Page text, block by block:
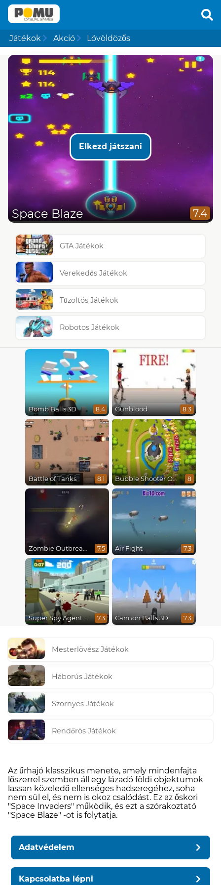
Játékok Akció Lövöldözős
Elkezd játszani
Space Blaze 7.4
GTA Játékok
Verekedős Játékok
Tűzoltós Játékok
Robotos Játékok
Bomb Balls 3D 8.4 Gunblood 8.3
Battle of Tanks 8.1 Bubble Shooter Online 8
Zombie Outbreak Arena 7.5 Air Fight 7.3
Super Spy Agent 46 7.3 Cannon Balls 3D 7.3
Mesterlövész Játékok
Háborús Játékok
Szörnyes Játékok
Rendőrös Játékok
Az űrhajó klasszikus menete, amely mindenfajta
lőszerrel szemben áll egy lázadó földi objektumok
lassan közeledő ellenséges hadseregéhez, soha
nem sül el, és nem is okoz csalódást. Ez az őskori
"Space Invaders" működik, és ezt a szórakoztató
"Space Blaze" -ot is folytatja.
Adatvédelem
Kapcsolatba lépni